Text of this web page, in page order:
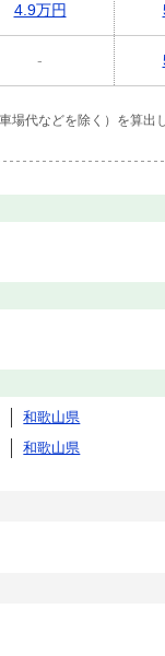
4.9万円
-
代などを除く）を算
和歌山県
和歌山県